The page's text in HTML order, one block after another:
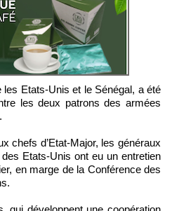
les deux patrons des armées
chefs d’Etat-Major, les généraux
Etats-Unis ont eu un entretien
en marge de la Conférence des